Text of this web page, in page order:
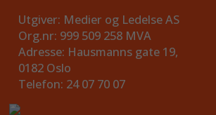
Utgiver: Medier og Ledelse AS
Org.nr: 999 509 258 MVA
Adresse: Hausmanns gate 19,
0182 Oslo
Telefon: 24 07 70 07